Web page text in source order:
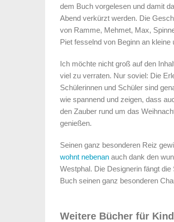
dem Buch vorgelesen und damit
Abend verkürzt werden. Die
von Ramme, Mehmet, Max,
Piet fesselnd von Beginn an kleine
Ich möchte nicht groß auf den
viel zu verraten. Nur soviel: Die
Schülerinnen und Schüler sind
wie spannend und zeigen, dass
den Zauber rund um das
genießen.
Seinen ganz besonderen Reiz
wohnt nebenan auch dank den
Westphal. Die Designerin fängt
Buch seinen ganz besonderen
Weitere Bücher für